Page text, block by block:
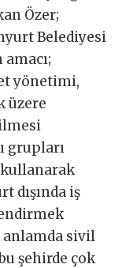
Özer;
Belediyesi
yönetimi,
üzere
grupları
dışında iş
anlamda sivil
şehirde çok